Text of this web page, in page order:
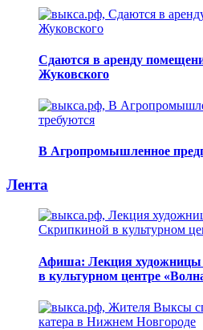
Сдаются в аренду
Жуковского
В Агропромышленное
Лента
Афиша: Лекция
в культурном центре